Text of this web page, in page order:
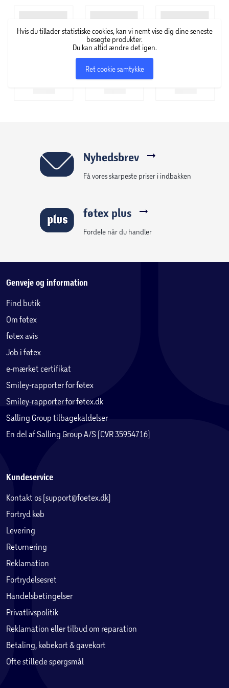
at blande den mørke aske fra branden med vaseline, som
med en fin børste kunne fremhæve øjenvipper.
Eksperimentet blev startskuddet på Maybelline New York,
som blev skiftet af Mabels bror, Tom Lyle Williams i 1917. I
dag er Maybelline New York et af de førende makeup-
brands i over 120 lande i verden. New Yorker-filosofien er
Hvis du tillader statistiske cookies, kan vi nemt vise dig dine seneste
besøgte produkter.
Du kan altid ændre det igen.
Ret cookie samtykke
Nyhedsbrev
Få vores skarpeste priser i indbakken
føtex plus
Fordele når du handler
Genveje og information
Find butik
Om føtex
føtex avis
Job i føtex
e-mærket certifikat
Smiley-rapporter for føtex
Smiley-rapporter for føtex.dk
Salling Group tilbagekaldelser
En del af Salling Group A/S (CVR 35954716)
Kundeservice
Kontakt os (support@foetex.dk)
Fortryd køb
Levering
Returnering
Reklamation
Fortrydelsesret
Handelsbetingelser
Privatlivspolitik
Reklamation eller tilbud om reparation
Betaling, købekort & gavekort
Ofte stillede spørgsmål